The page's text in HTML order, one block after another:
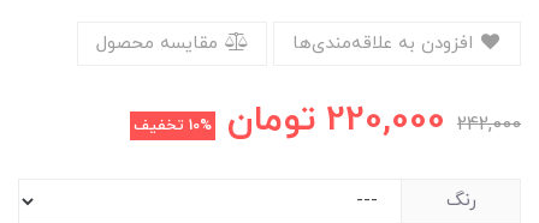
مقایسه محصول
242,000
220,000 تومان 10% تخفیف
رنگ